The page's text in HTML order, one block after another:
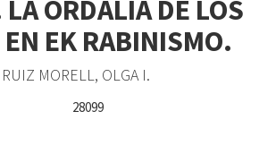
ORDALÍA DE LOS
EN EK RABINISMO.
RUIZ MORELL, OLGA I.
28099